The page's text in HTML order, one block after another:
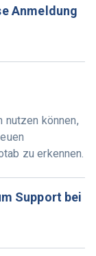
Anmeldung
nutzen können,
zu erkennen.
Support bei